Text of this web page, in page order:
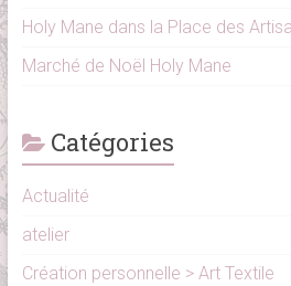
Holy Mane dans la Place des
Marché de Noël Holy Mane
Catégories
Actualité
atelier
Création personnelle > Art Textile